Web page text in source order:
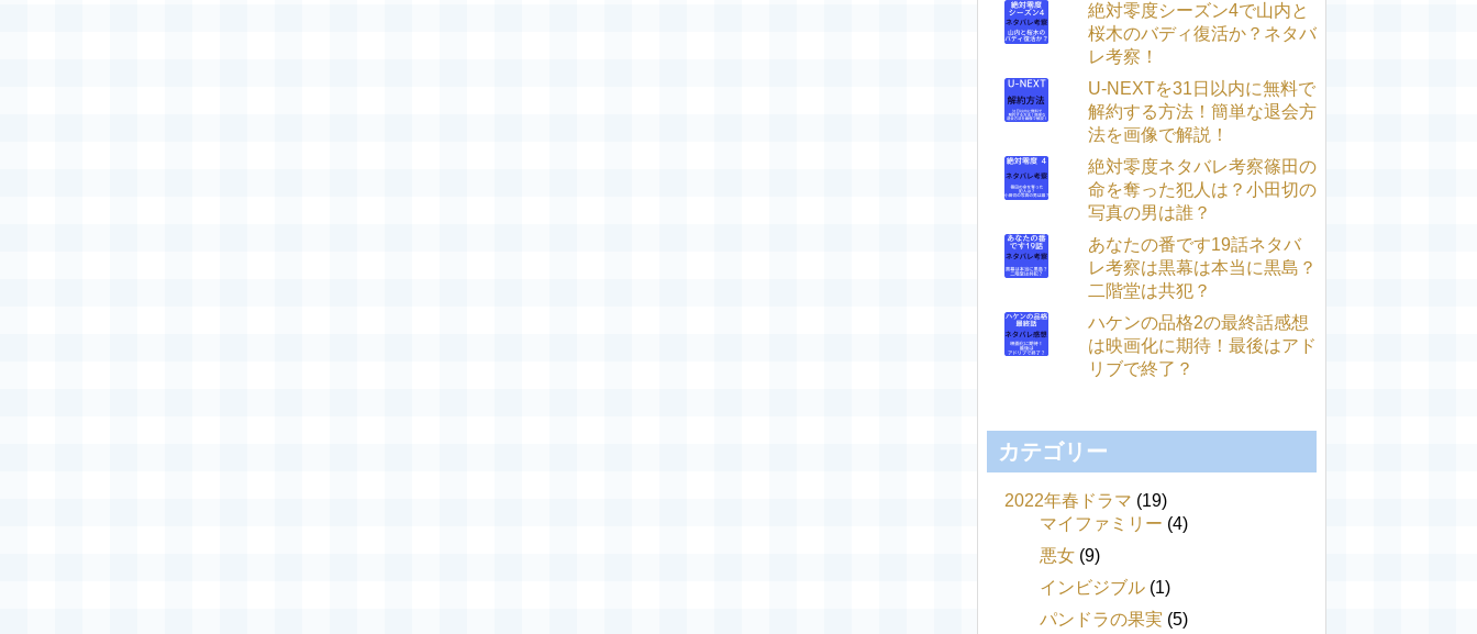
絶対零度シーズン4で山内と
桜木のバディ復活か？ネタバ
レ考察！
U-NEXTを31日以内に無料で
解約する方法！簡単な退会方
法を画像で解説！
絶対零度ネタバレ考察篠田の
命を奪った犯人は？小田切の
写真の男は誰？
あなたの番です19話ネタバ
レ考察は黒幕は本当に黒島？
二階堂は共犯？
ハケンの品格2の最終話感想
は映画化に期待！最後はアド
リブで終了？
カテゴリー
2022年春ドラマ (19)
マイファミリー (4)
悪女 (9)
インビジブル (1)
パンドラの果実 (5)